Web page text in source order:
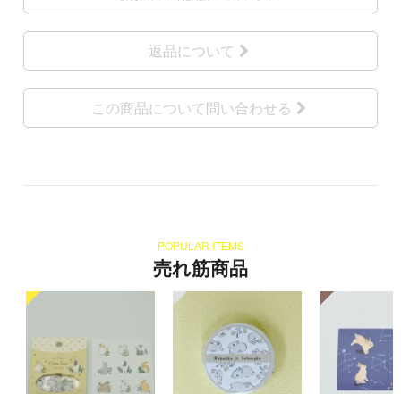
返品について
この商品について問い合わせる
POPULAR ITEMS
売れ筋商品